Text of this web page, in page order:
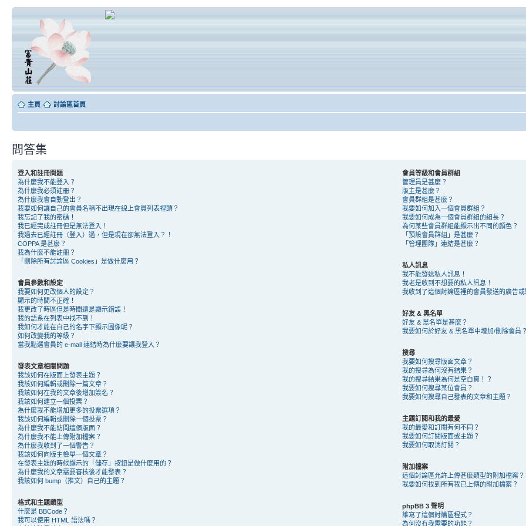
主頁 討論區首頁
問答集
登入和註冊問題
為什麼我不能登入？
為什麼我必須註冊？
為什麼我會自動登出？
我要如何讓自己的會員名稱不出現在線上會員列表裡頭？
我忘記了我的密碼！
我已經完成註冊但是無法登入！
我過去已經註冊（登入）過，但是現在卻無法登入？！
COPPA 是甚麼？
我為什麼不能註冊？
「刪除所有討論區 Cookies」是做什麼用？
會員參數和設定
我要如何更改個人的設定？
顯示的時間不正確！
我更改了時區但是時間還是顯示錯誤！
我的語系在列表中找不到！
我如何才能在自己的名字下顯示圖像呢？
如何改變我的等級？
當我點選會員的 e-mail 連結時為什麼要讓我登入？
發表文章相關問題
我該如何在版面上發表主題？
我該如何編輯或刪除一篇文章？
我該如何在我的文章後增加簽名？
我該如何建立一個投票？
為什麼我不能增加更多的投票選項？
我該如何編輯或刪除一個投票？
為什麼我不能訪問這個版面？
為什麼我不能上傳附加檔案？
為什麼我收到了一個警告？
我該如何向版主檢舉一個文章？
在發表主題的時候顯示的「儲存」按鈕是做什麼用的？
為什麼我的文章需要審核後才能發表？
我該如何 bump（推文）自己的主題？
格式和主題類型
什麼是 BBCode？
我可以使用 HTML 語法嗎？
會員等級和會員群組
管理員是甚麼？
版主是甚麼？
會員群組是甚麼？
我要如何加入一個會員群組？
我要如何成為一個會員群組的組長？
為何某些會員群組能顯示出不同的顏色？
「預設會員群組」是甚麼？
「管理團隊」連結是甚麼？
私人訊息
我不能發送私人訊息！
我老是收到不想要的私人訊息！
我收到了這個討論區裡的會員發送的廣告或
好友 & 黑名單
好友 & 黑名單是甚麼？
我要如何於好友 & 黑名單中增加/刪除會員？
搜尋
我要如何搜尋版面文章？
我的搜尋為何沒有結果？
我的搜尋結果為何是空白頁！？
我要如何搜尋某位會員？
我要如何搜尋自己發表的文章和主題？
主題訂閱和我的最愛
我的最愛和訂閱有何不同？
我要如何訂閱版面或主題？
我要如何取消訂閱？
附加檔案
這個討論區允許上傳甚麼類型的附加檔案？
我要如何找到所有我已上傳的附加檔案？
phpBB 3 聲明
誰寫了這個討論區程式？
為何沒有我需要的功能？